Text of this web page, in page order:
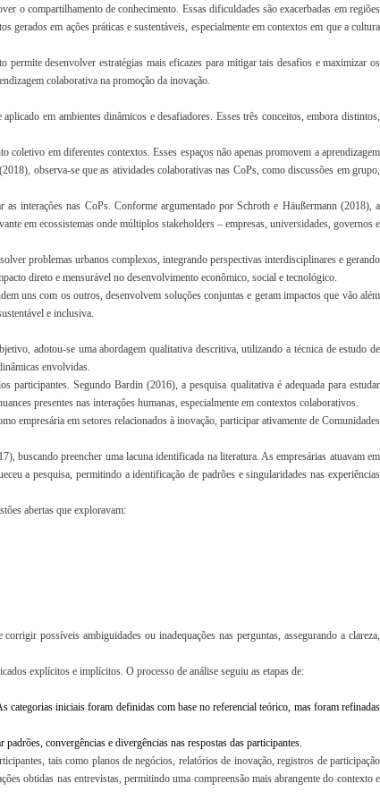
o compartilhamento de conhecimento. Essas dificuldades são exacerbadas em regiões
em ações práticas e sustentáveis, especialmente em contextos em que a cultura
permite desenvolver estratégias mais eficazes para mitigar tais desafios e maximizar os
colaborativa na promoção da inovação.
em ambientes dinâmicos e desafiadores. Esses três conceitos, embora distintos,
em diferentes contextos. Esses espaços não apenas promovem a aprendizagem
observa-se que as atividades colaborativas nas CoPs, como discussões em grupo,
interações nas CoPs. Conforme argumentado por Schroth e Häußermann (2018), a
em ecossistemas onde múltiplos stakeholders – empresas, universidades, governos e
problemas urbanos complexos, integrando perspectivas interdisciplinares e gerando
direto e mensurável no desenvolvimento econômico, social e tecnológico.
uns com os outros, desenvolvem soluções conjuntas e geram impactos que vão além
e inclusiva.
adotou-se uma abordagem qualitativa descritiva, utilizando a técnica de estudo de
envolvidas.
participantes. Segundo Bardin (2016), a pesquisa qualitativa é adequada para estudar
presentes nas interações humanas, especialmente em contextos colaborativos.
empresária em setores relacionados à inovação, participar ativamente de Comunidades
buscando preencher uma lacuna identificada na literatura. As empresárias atuavam em
a pesquisa, permitindo a identificação de padrões e singularidades nas experiências
abertas que exploravam:
possíveis ambiguidades ou inadequações nas perguntas, assegurando a clareza,
explícitos e implícitos. O processo de análise seguiu as etapas de:
categorias iniciais foram definidas com base no referencial teórico, mas foram refinadas
convergências e divergências nas respostas das participantes.
tais como planos de negócios, relatórios de inovação, registros de participação
obtidas nas entrevistas, permitindo uma compreensão mais abrangente do contexto e